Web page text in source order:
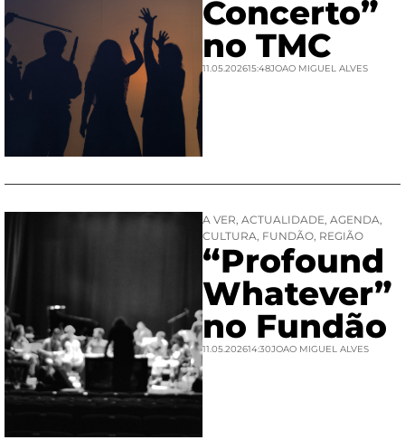
Concerto”
no TMC
11.05.202615:48JOAO MIGUEL ALVES
A VER, ACTUALIDADE, AGENDA,
CULTURA, FUNDÃO, REGIÃO
“Profound
Whatever”
no Fundão
11.05.202614:30JOAO MIGUEL ALVES